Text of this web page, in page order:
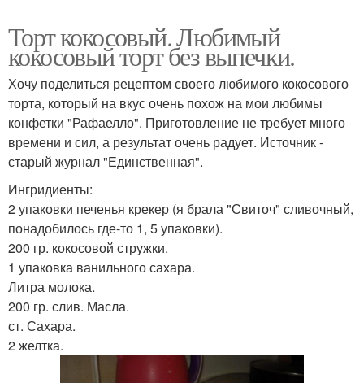
Торт кокосовый. Любимый
кокосовый торт без выпечки.
Хочу поделиться рецептом своего любимого кокосового
торта, который на вкус очень похож на мои любимы
конфетки "Рафаелло". Приготовление не требует много
времени и сил, а результат очень радует. Источник -
старый журнал "Единственная".
Ингридиенты:
2 упаковки печенья крекер (я брала "Свиточ" сливочный,
понадобилось где-то 1, 5 упаковки).
200 гр. кокосовой стружки.
1 упаковка ванильного сахара.
Литра молока.
200 гр. слив. Масла.
ст. Сахара.
2 желтка.